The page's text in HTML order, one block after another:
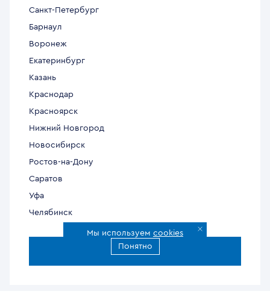
Санкт-Петербург
Барнаул
Воронеж
Екатеринбург
Казань
Краснодар
Красноярск
Нижний Новгород
Новосибирск
Ростов-на-Дону
Саратов
Уфа
Челябинск
Все города доставки
Мы используем cookies
Понятно